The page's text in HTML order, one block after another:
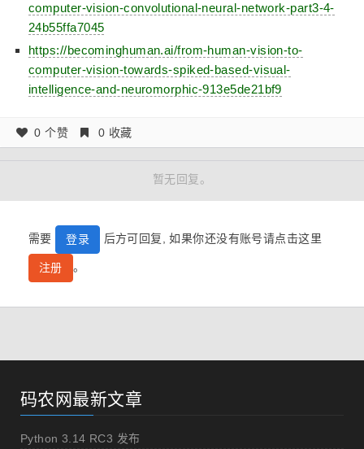
computer-vision-convolutional-neural-network-part3-4-
24b55ffa7045
https://becominghuman.ai/from-human-vision-to-
computer-vision-towards-spiked-based-visual-
intelligence-and-neuromorphic-913e5de21bf9
0 个赞 0 收藏
暂无回复。
需要 登录 后方可回复, 如果你还没有账号请点击这里
注册 。
码农网最新文章
Python 3.14 RC3 发布